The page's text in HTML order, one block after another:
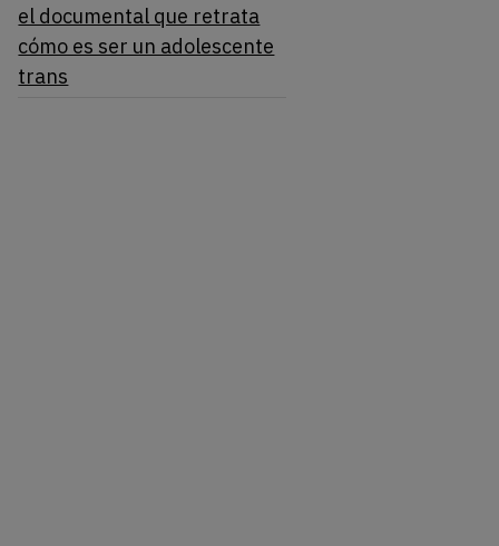
el documental que retrata
cómo es ser un adolescente
trans